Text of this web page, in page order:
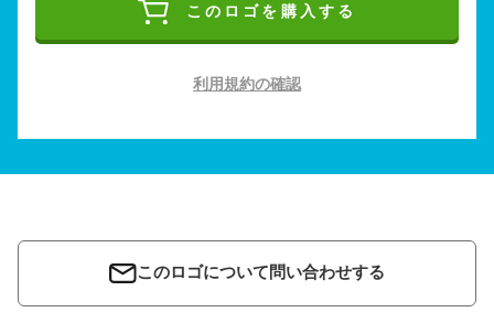
このロゴを購入する
利用規約の確認
このロゴについて問い合わせする